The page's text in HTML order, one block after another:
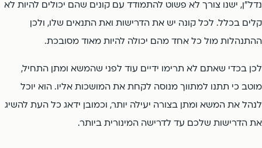
נדל"ן, ישנו צורך לא פשוט להתמודד עם קונים שהם יכולים להיות לא
קלים בכלל. לכל קונה יש את הדרישות ואת התנאים שלו, ולכן
ההתנהלות מול כל אחד מהם יכולה להיות מאוד מסובכת.
לכן בכדי שאתם לא תרימו ידיים עוד לפני שהמשא ומתן התחיל,
מוטב כי תתנו למתווך מנוסה לקחת את המושכות אליו. הוא יוכל
לנהל את המשא ומתן בצורה יעילה יותר, וכמובן ידאג כל העת להשיג
את הדרישות שלכם עד לדרישה המינורית ביותר.